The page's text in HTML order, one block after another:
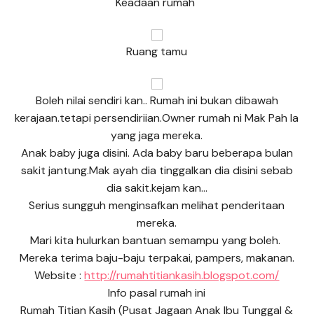
Ruang tamu
Boleh nilai sendiri kan.. Rumah ini bukan dibawah
kerajaan.tetapi persendiriian.Owner rumah ni Mak Pah la
yang jaga mereka.
Anak baby juga disini. Ada baby baru beberapa bulan
sakit jantung.Mak ayah dia tinggalkan dia disini sebab
dia sakit.kejam kan…
Serius sungguh menginsafkan melihat penderitaan
mereka.
Mari kita hulurkan bantuan semampu yang boleh.
Mereka terima baju-baju terpakai, pampers, makanan.
Website :http://rumahtitiankasih.blogspot.com/
Info pasal rumah ini
Rumah Titian Kasih (Pusat Jagaan Anak Ibu Tunggal &